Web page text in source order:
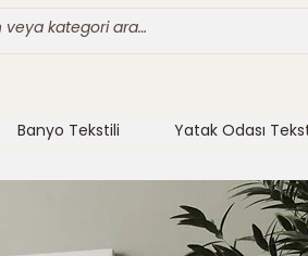
Banyo Tekstili Yatak Odası